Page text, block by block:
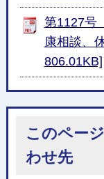
第1127
康相談、
806.01KB]
このペー
わせ先